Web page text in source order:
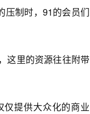
压制时，91的会员们
这里的资源往往附带
仅提供大众化的商业